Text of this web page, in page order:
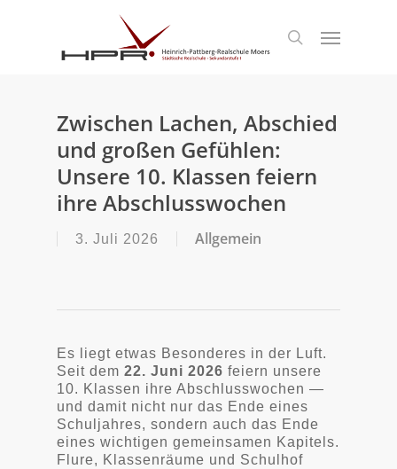
search
Menu
Zwischen Lachen, Abschied
und großen Gefühlen:
Unsere 10. Klassen feiern
ihre Abschlusswochen
3. Juli 2026 Allgemein
Es liegt etwas Besonderes in der Luft.
Seit dem 22. Juni 2026 feiern unsere
10. Klassen ihre Abschlusswochen —
und damit nicht nur das Ende eines
Schuljahres, sondern auch das Ende
eines wichtigen gemeinsamen Kapitels.
Flure, Klassenräume und Schulhof